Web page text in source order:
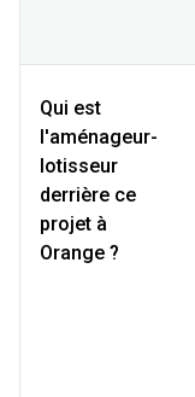
Qui est
l'aménageur-
lotisseur
derrière ce
projet à
Orange ?